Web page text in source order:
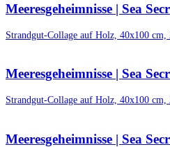
Meeresgeheimnisse | Sea
Strandgut-Collage auf Holz, 40x100 cm,
Meeresgeheimnisse | Sea
Strandgut-Collage auf Holz, 40x100 cm,
Meeresgeheimnisse | Sea